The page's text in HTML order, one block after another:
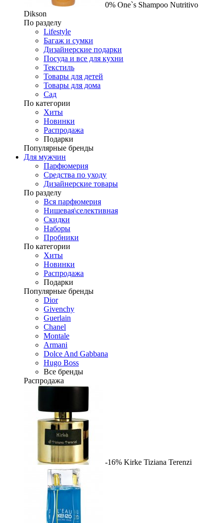
0% One`s Shampoo Nutritivo
Dikson
По разделу
Lifestyle
Багаж и сумки
Дизайнерские подарки
Посуда и все для кухни
Текстиль
Товары для детей
Товары для дома
Сад
По категории
Хиты
Новинки
Распродажа
Подарки
Популярные бренды
Для мужчин
Парфюмерия
Средства по уходу
Дизайнерские товары
По разделу
Вся парфюмерия
Нишевая\селективная
Скидки
Наборы
Пробники
По категории
Хиты
Новинки
Распродажа
Подарки
Популярные бренды
Dior
Givenchy
Guerlain
Chanel
Montale
Armani
Dolce And Gabbana
Hugo Boss
Все бренды
Распродажа
-16% Kirke Tiziana Terenzi